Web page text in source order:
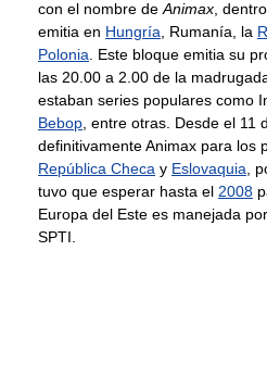
con el nombre deAnimax,
emitia en Hungría, Rumanía, la
Polonia. Este bloque emitia su
las 20.00 a 2.00 de la
estaban series populares como
Bebop, entre otras. Desde el 11
definitivamente Animax para los
República Checa y Eslovaquia,
tuvo que esperar hasta el 2008
Europa del Este es manejada
SPTI.